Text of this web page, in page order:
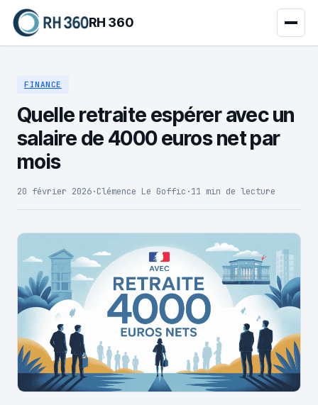
RH 360
FINANCE
Quelle retraite espérer avec un
salaire de 4000 euros net par
mois
20 février 2026·Clémence Le Goffic ·11 min de lecture